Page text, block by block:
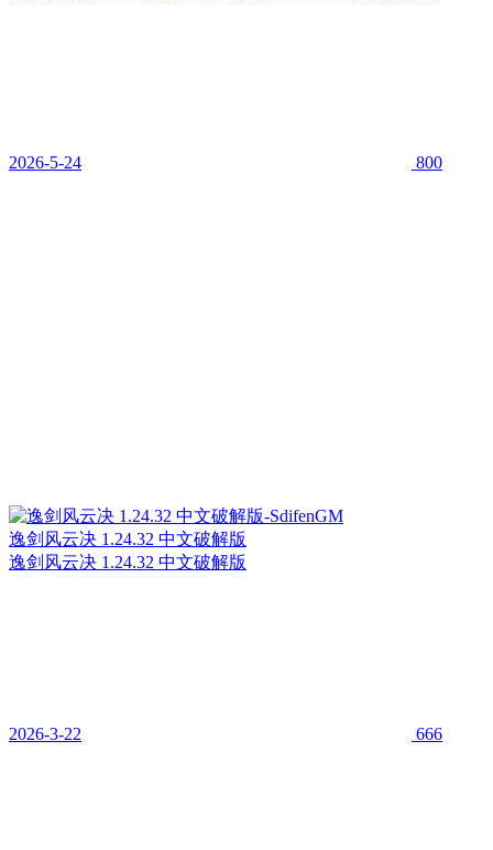
2026-5-24 800
逸剑风云决 1.24.32 中文破解版
逸剑风云决 1.24.32 中文破解版
2026-3-22 666